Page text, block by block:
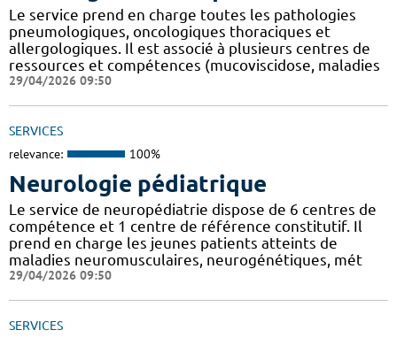
Le service prend en charge toutes les pathologies
pneumologiques, oncologiques thoraciques et
allergologiques. Il est associé à plusieurs centres de
ressources et compétences (mucoviscidose, maladies
29/04/2026 09:50
SERVICES
relevance: 100%
Neurologie pédiatrique
Le service de neuropédiatrie dispose de 6 centres de
compétence et 1 centre de référence constitutif. Il
prend en charge les jeunes patients atteints de
maladies neuromusculaires, neurogénétiques, mét
29/04/2026 09:50
SERVICES